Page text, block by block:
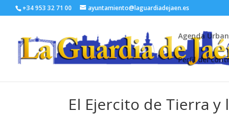
+34 953 32 71 00 ayuntamiento@laguardiadejaen.es
Agenda
Perfil del
El Ejercito de Tierra